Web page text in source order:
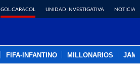
GOL CARACOL UNIDAD INVESTIGATIVA NOTICIAS
FIFA-INFANTINO MILLONARIOS